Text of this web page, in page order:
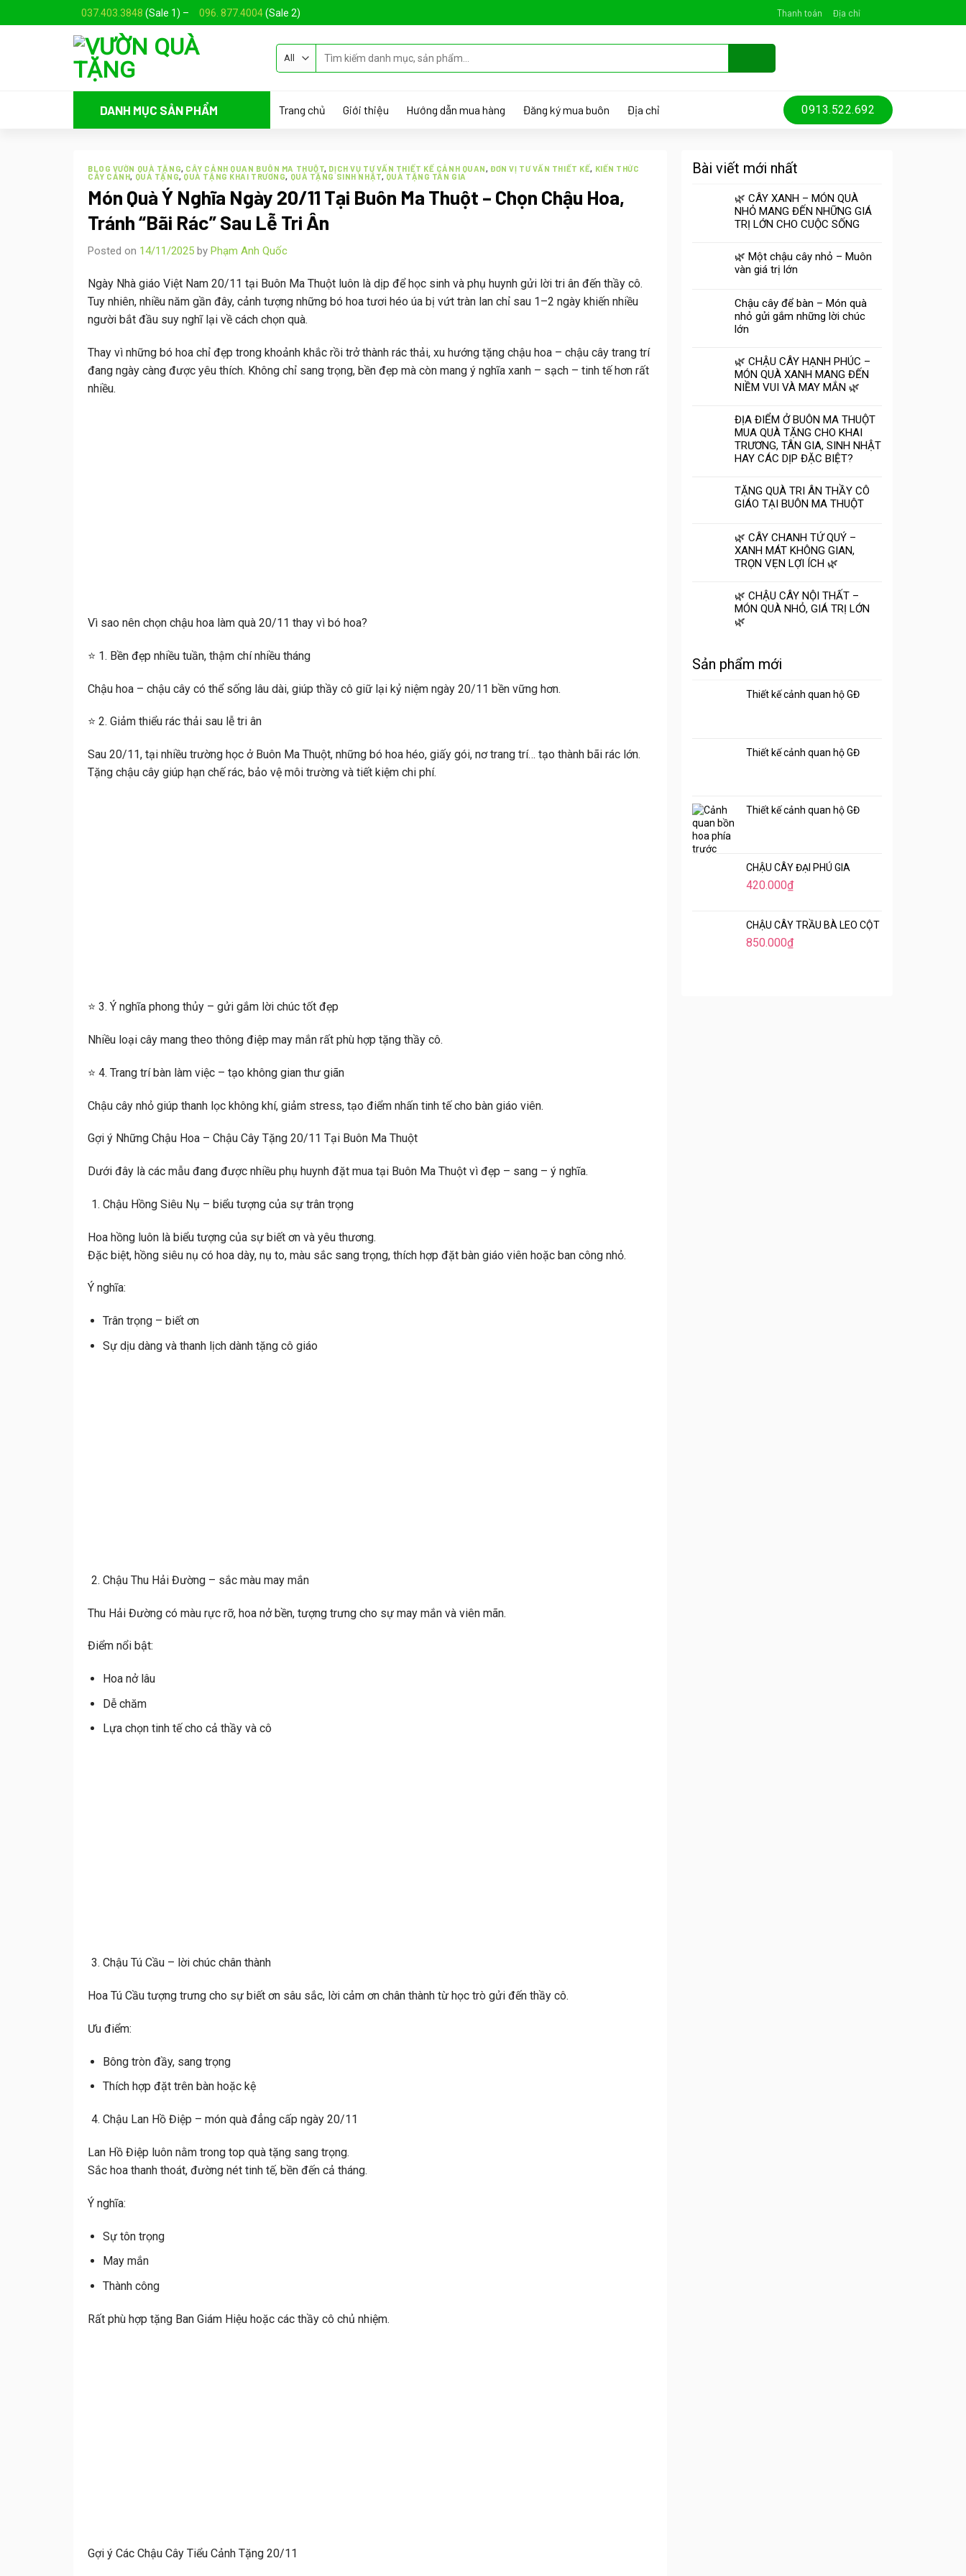
to
037.403.3848 (Sale 1) – 096. 877.4004(Sale 2) Thanh toán Địa chỉ
DANH MỤC SẢN PHẨM Trang chủ Giới thiệu Hướng dẫn mua hàng Đăng ký mua buôn Địa chỉ 0913.522.692
BLOG VƯỜN QUÀ TẶNG, CÂY CẢNH QUAN BUÔN MA THUỘT, DỊCH VỤ TƯ VẤN THIẾT KẾ CẢNH QUAN,ĐƠN VỊ TƯ VẤN THIẾT KẾ, KIẾN THỨC
CÂY CẢNH, QUÀ TẶNG, QUÀ TẶNG KHAI TRƯƠNG, QUÀ TẶNG SINH NHẬT, QUÀ TẶNG TÂN GIA
Món Quà Ý Nghĩa Ngày 20/11 Tại Buôn Ma Thuột – Chọn Chậu Hoa,
Tránh “Bãi Rác” Sau Lễ Tri Ân
Posted on 14/11/2025 by Phạm Anh Quốc
Ngày Nhà giáo Việt Nam 20/11 tại Buôn Ma Thuột luôn là dịp để học sinh và phụ huynh gửi lời tri ân đến thầy cô.
Tuy nhiên, nhiều năm gần đây, cảnh tượng những bó hoa tươi héo úa bị vứt tràn lan chỉ sau 1–2 ngày khiến nhiều
người bắt đầu suy nghĩ lại về cách chọn quà.
Thay vì những bó hoa chỉ đẹp trong khoảnh khắc rồi trở thành rác thải, xu hướng tặng chậu hoa – chậu cây trang trí
đang ngày càng được yêu thích. Không chỉ sang trọng, bền đẹp mà còn mang ý nghĩa xanh – sạch – tinh tế hơn rất
nhiều.
Vì sao nên chọn chậu hoa làm quà 20/11 thay vì bó hoa?
⭐ 1. Bền đẹp nhiều tuần, thậm chí nhiều tháng
Chậu hoa – chậu cây có thể sống lâu dài, giúp thầy cô giữ lại kỷ niệm ngày 20/11 bền vững hơn.
⭐ 2. Giảm thiểu rác thải sau lễ tri ân
Sau 20/11, tại nhiều trường học ở Buôn Ma Thuột, những bó hoa héo, giấy gói, nơ trang trí… tạo thành bãi rác lớn.
Tặng chậu cây giúp hạn chế rác, bảo vệ môi trường và tiết kiệm chi phí.
⭐ 3. Ý nghĩa phong thủy – gửi gắm lời chúc tốt đẹp
Nhiều loại cây mang theo thông điệp may mắn rất phù hợp tặng thầy cô.
⭐ 4. Trang trí bàn làm việc – tạo không gian thư giãn
Chậu cây nhỏ giúp thanh lọc không khí, giảm stress, tạo điểm nhấn tinh tế cho bàn giáo viên.
Gợi ý Những Chậu Hoa – Chậu Cây Tặng 20/11 Tại Buôn Ma Thuột
Dưới đây là các mẫu đang được nhiều phụ huynh đặt mua tại Buôn Ma Thuột vì đẹp – sang – ý nghĩa.
Chậu Hồng Siêu Nụ – biểu tượng của sự trân trọng
Hoa hồng luôn là biểu tượng của sự biết ơn và yêu thương.
Đặc biệt, hồng siêu nụ có hoa dày, nụ to, màu sắc sang trọng, thích hợp đặt bàn giáo viên hoặc ban công nhỏ.
Ý nghĩa:
Trân trọng – biết ơn
Sự dịu dàng và thanh lịch dành tặng cô giáo
Chậu Thu Hải Đường – sắc màu may mắn
Thu Hải Đường có màu rực rỡ, hoa nở bền, tượng trưng cho sự may mắn và viên mãn.
Điểm nổi bật:
Hoa nở lâu
Dễ chăm
Lựa chọn tinh tế cho cả thầy và cô
Chậu Tú Cầu – lời chúc chân thành
Hoa Tú Cầu tượng trưng cho sự biết ơn sâu sắc, lời cảm ơn chân thành từ học trò gửi đến thầy cô.
Ưu điểm:
Bông tròn đầy, sang trọng
Thích hợp đặt trên bàn hoặc kệ
Chậu Lan Hồ Điệp – món quà đẳng cấp ngày 20/11
Lan Hồ Điệp luôn nằm trong top quà tặng sang trọng.
Sắc hoa thanh thoát, đường nét tinh tế, bền đến cả tháng.
Ý nghĩa:
Sự tôn trọng
May mắn
Thành công
Rất phù hợp tặng Ban Giám Hiệu hoặc các thầy cô chủ nhiệm.
Gợi ý Các Chậu Cây Tiểu Cảnh Tặng 20/11
Bài viết mới nhất
🌿 CÂY XANH – MÓN QUÀ
NHỎ MANG ĐẾN NHỮNG GIÁ
TRỊ LỚN CHO CUỘC SỐNG
🌿 Một chậu cây nhỏ – Muôn
vàn giá trị lớn
Chậu cây để bàn – Món quà
nhỏ gửi gắm những lời chúc
lớn
🌿 CHẬU CÂY HẠNH PHÚC –
MÓN QUÀ XANH MANG ĐẾN
NIỀM VUI VÀ MAY MẮN 🌿
ĐỊA ĐIỂM Ở BUÔN MA THUỘT
MUA QUÀ TẶNG CHO KHAI
TRƯƠNG, TÂN GIA, SINH NHẬT
HAY CÁC DỊP ĐẶC BIỆT?
TẶNG QUÀ TRI ÂN THẦY CÔ
GIÁO TẠI BUÔN MA THUỘT
🌿 CÂY CHANH TỨ QUÝ –
XANH MÁT KHÔNG GIAN,
TRỌN VẸN LỢI ÍCH 🌿
🌿 CHẬU CÂY NỘI THẤT –
MÓN QUÀ NHỎ, GIÁ TRỊ LỚN
🌿
Sản phẩm mới
Thiết kế cảnh quan hộ GĐ
Thiết kế cảnh quan hộ GĐ
Thiết kế cảnh quan hộ GĐ
CHẬU CÂY ĐẠI PHÚ GIA
420.000₫
CHẬU CÂY TRẦU BÀ LEO CỘT
850.000₫